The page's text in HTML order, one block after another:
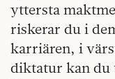
yttersta
riskerar du i
karriären, i
diktatur kan du